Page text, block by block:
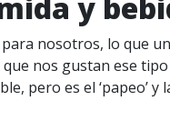
y
nosotros, lo que
nos gustan ese
pero es el ‘papeo’